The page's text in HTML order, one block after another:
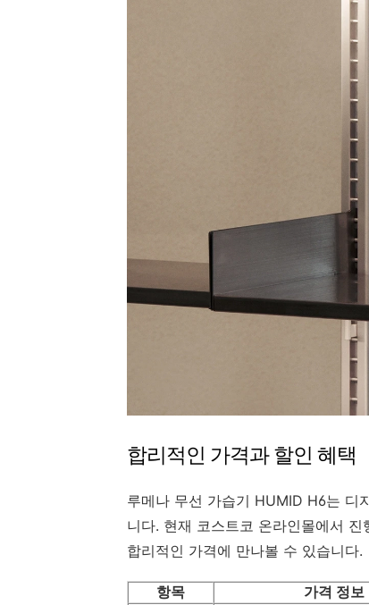
합리적인 가격과 할인 혜택
루메나 무선 가습기 HUMID H6는 디
니다. 현재 코스트코 온라인몰에서
합리적인 가격에 만나볼 수 있습니다.
항목 가격 정보